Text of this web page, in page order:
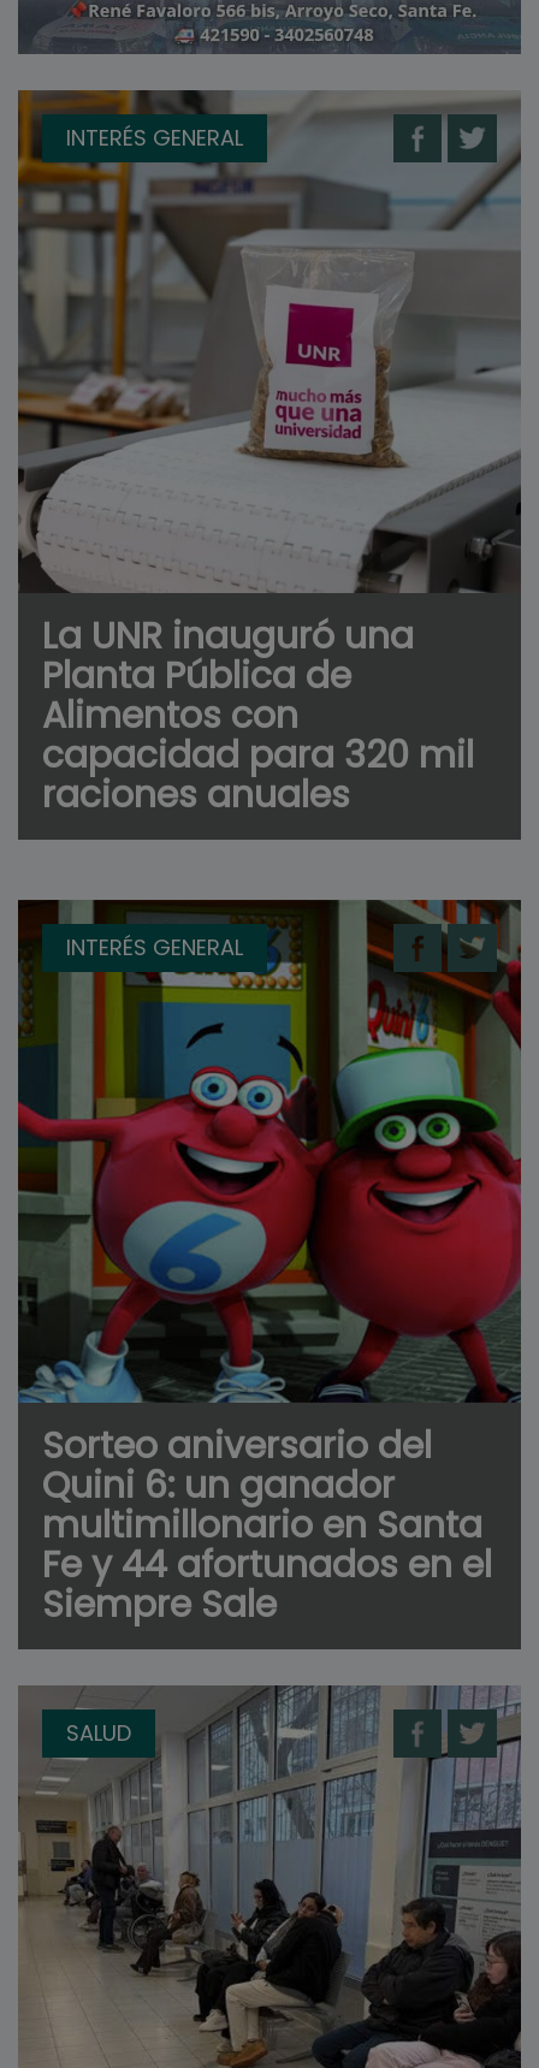
INTERÉS GENERAL
La UNR inauguró una
Planta Pública de
Alimentos con
capacidad para 320 mil
raciones anuales
INTERÉS GENERAL
Sorteo aniversario del
Quini 6: un ganador
multimillonario en Santa
Fe y 44 afortunados en el
Siempre Sale
SALUD